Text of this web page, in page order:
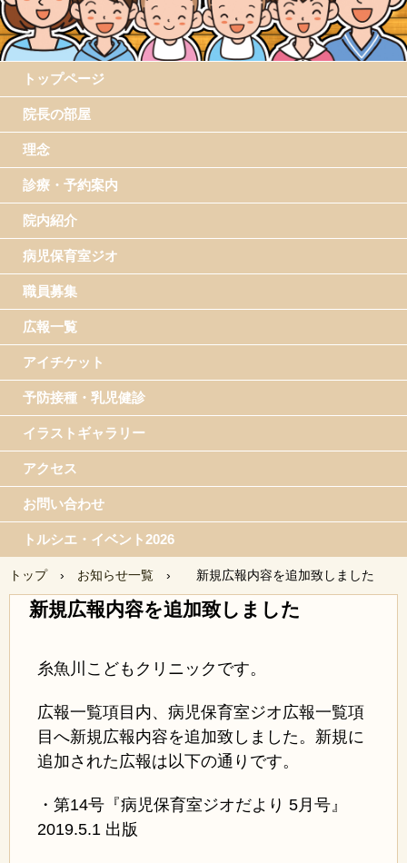
トップページ
院長の部屋
理念
診療・予約案内
院内紹介
病児保育室ジオ
職員募集
広報一覧
アイチケット
予防接種・乳児健診
イラストギャラリー
アクセス
お問い合わせ
トルシエ・イベント2026
トップ › お知らせ一覧 › 新規広報内容を追加致しました
新規広報内容を追加致しました
糸魚川こどもクリニックです。
広報一覧項目内、病児保育室ジオ広報一覧項
目へ新規広報内容を追加致しました。新規に
追加された広報は以下の通りです。
・第14号『病児保育室ジオだより 5月号』
2019.5.1 出版